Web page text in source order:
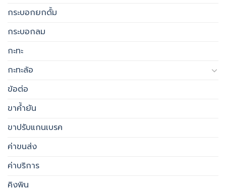
กระบอกยกดั้ม
กระบอกลม
กะทะ
กะทะล้อ
ข้อต่อ
ขาค้ำยัน
ขาปรับแกนเบรค
ค่าขนส่ง
ค่าบริการ
คิงพิน